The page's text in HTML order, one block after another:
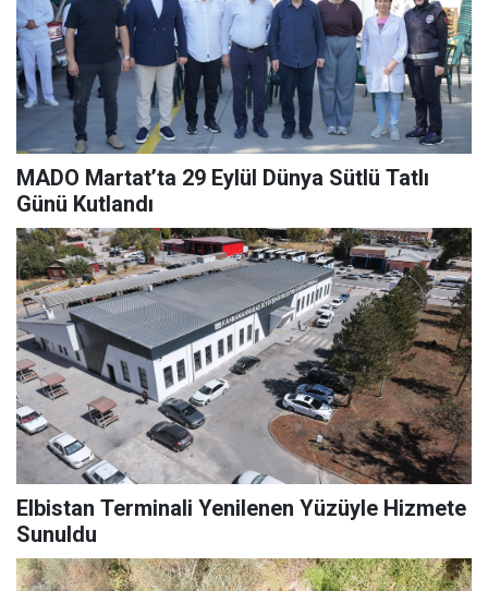
MADO Martat’ta 29 Eylül Dünya Sütlü Tatlı
Günü Kutlandı
Elbistan Terminali Yenilenen Yüzüyle Hizmete
Sunuldu